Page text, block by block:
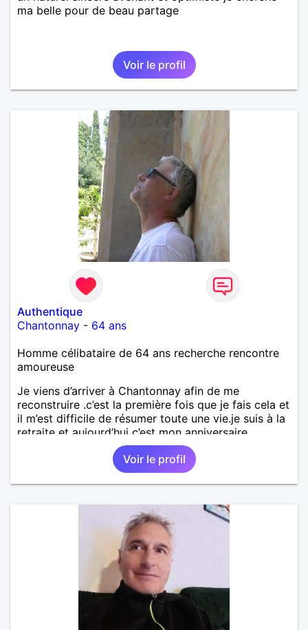
ma belle pour de beau partage
Voir le profil
Authentique
Chantonnay - 64 ans
Homme célibataire de 64 ans recherche rencontre
amoureuse
Je viens d’arriver à Chantonnay afin de me
reconstruire .c’est la première fois que je fais cela et
il m’est difficile de résumer toute une vie.je suis à la
retraite et aujourd’hui c’est mon anniversaire
!J’aimerais rencontrer quelqu’un qui partage les
mêmes valeurs qui font de quelqu’un un être humain
Voir le profil